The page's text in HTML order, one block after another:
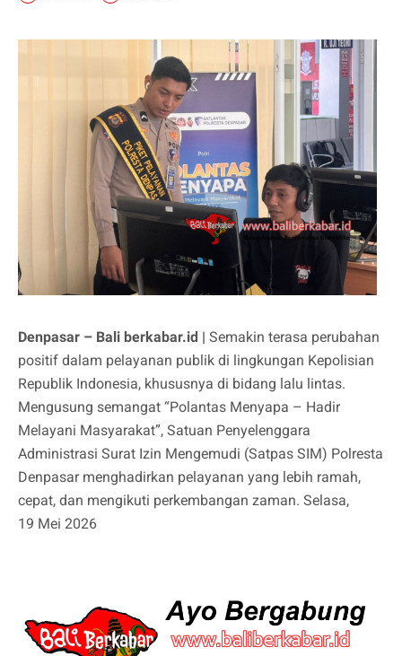
Denpasar – Bali berkabar.id | Semakin terasa perubahan
positif dalam pelayanan publik di lingkungan Kepolisian
Republik Indonesia, khususnya di bidang lalu lintas.
Mengusung semangat “Polantas Menyapa – Hadir
Melayani Masyarakat”, Satuan Penyelenggara
Administrasi Surat Izin Mengemudi (Satpas SIM) Polresta
Denpasar menghadirkan pelayanan yang lebih ramah,
cepat, dan mengikuti perkembangan zaman. Selasa,
19 Mei 2026